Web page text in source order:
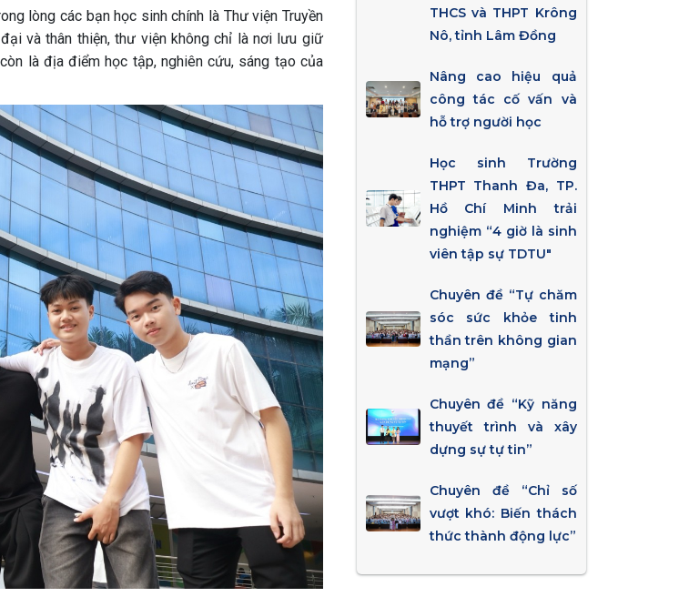
lòng các bạn học sinh chính là Thư viện Truyền
và thân thiện, thư viện không chỉ là nơi lưu giữ
là địa điểm học tập, nghiên cứu, sáng tạo của
THCS và THPT Krông
Nô, tỉnh Lâm Đồng
Nâng cao hiệu quả
công tác cố vấn và
hỗ trợ người học
Học sinh Trường
THPT Thanh Đa, TP.
Hồ Chí Minh trải
nghiệm “4 giờ là sinh
viên tập sự TDTU"
Chuyên đề “Tự chăm
sóc sức khỏe tinh
thần trên không gian
mạng”
Chuyên đề “Kỹ năng
thuyết trình và xây
dựng sự tự tin”
Chuyên đề “Chỉ số
vượt khó: Biến thách
thức thành động lực”